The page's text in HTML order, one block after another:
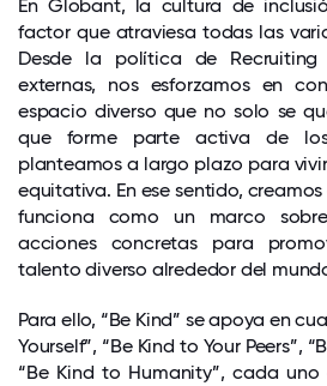
En Globant, la cultura de
factor que atraviesa todas las
Desde la política de
externas, nos esforzamos en
espacio diverso que no solo se
que forme parte activa de
planteamos a largo plazo para
equitativa. En ese sentido, creamos
funciona como un marco
acciones concretas para
talento diverso alrededor del
Para ello, “Be Kind” se apoya en
Yourself”, “Be Kind to Your Peers”,
“Be Kind to Humanity”, cada